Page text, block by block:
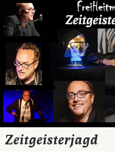
Zeitgeisterjagd
Suchen
Zum